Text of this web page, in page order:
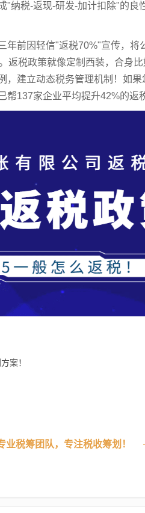
"纳税-返现-研发-加计扣除"的良
前因轻信"返税70%"宣传，将
返税政策就像定制西装，合身
，建立动态税务管理机制！如
137家企业平均提升42%的返
案！
业税筹团队，专注税收筹划！